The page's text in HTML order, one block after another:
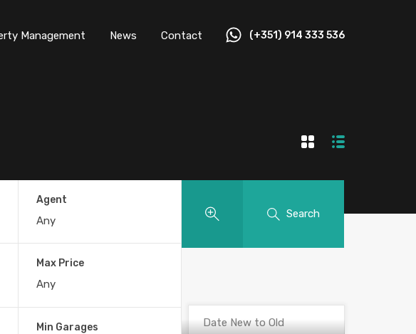
Management News Contact (+351) 914 333 536
Agent
Max Price
Min Garages
Search